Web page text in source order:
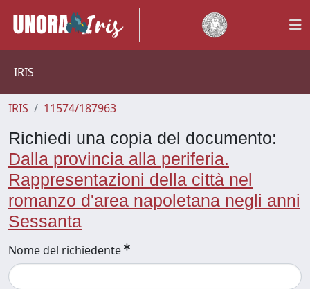
IRIS
IRIS 11574/187963
Richiedi una copia del documento:
Dalla provincia alla periferia.
Rappresentazioni della città nel
romanzo d'area napoletana negli anni
Sessanta
Nome del richiedente